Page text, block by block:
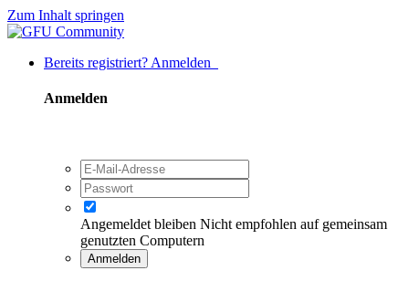
Zum Inhalt springen
Bereits registriert? Anmelden
Anmelden
Angemeldet bleiben Nicht empfohlen auf gemeinsam
genutzten Computern
Anmelden